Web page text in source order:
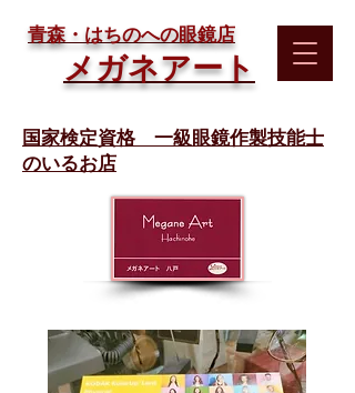
​青森・はちのへの眼鏡店
メガネアート
国家検定資格 一級眼鏡作製技能士
のいるお店